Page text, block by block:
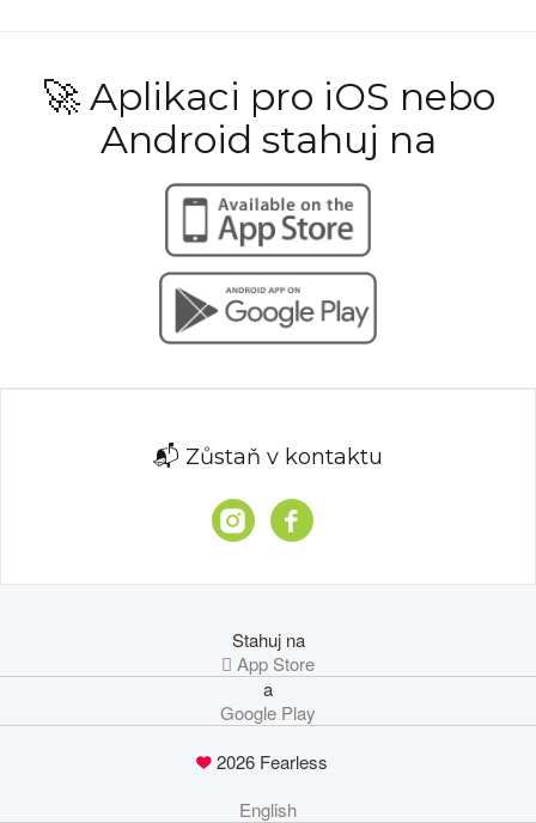
🚀 Aplikaci pro iOS nebo
Android stahuj na
📬 Zůstaň v kontaktu
Stahuj na
 App Store
a
Google Play
2026 Fearless
English